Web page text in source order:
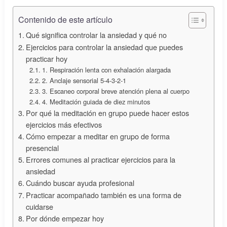
Contenido de este artículo
Qué significa controlar la ansiedad y qué no
Ejercicios para controlar la ansiedad que puedes
practicar hoy
1. Respiración lenta con exhalación alargada
2. Anclaje sensorial 5-4-3-2-1
3. Escaneo corporal breve atención plena al cuerpo
4. Meditación guiada de diez minutos
Por qué la meditación en grupo puede hacer estos
ejercicios más efectivos
Cómo empezar a meditar en grupo de forma
presencial
Errores comunes al practicar ejercicios para la
ansiedad
Cuándo buscar ayuda profesional
Practicar acompañado también es una forma de
cuidarse
Por dónde empezar hoy